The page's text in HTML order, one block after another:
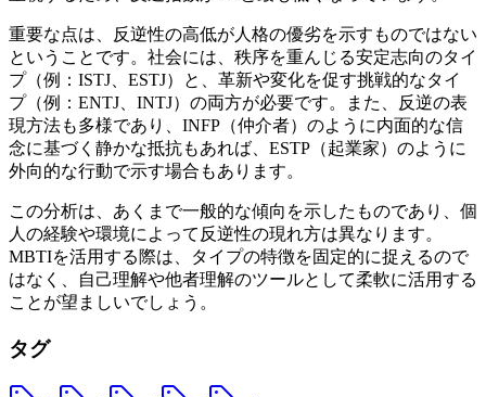
重要な点は、反逆性の高低が人格の優劣を示すものではない
ということです。社会には、秩序を重んじる安定志向のタイ
プ（例：ISTJ、ESTJ）と、革新や変化を促す挑戦的なタイ
プ（例：ENTJ、INTJ）の両方が必要です。また、反逆の表
現方法も多様であり、INFP（仲介者）のように内面的な信
念に基づく静かな抵抗もあれば、ESTP（起業家）のように
外向的な行動で示す場合もあります。
この分析は、あくまで一般的な傾向を示したものであり、個
人の経験や環境によって反逆性の現れ方は異なります。
MBTIを活用する際は、タイプの特徴を固定的に捉えるので
はなく、自己理解や他者理解のツールとして柔軟に活用する
ことが望ましいでしょう。
タグ